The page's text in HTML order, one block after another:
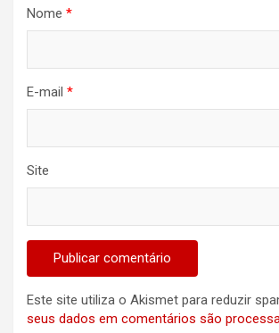
Nome *
E-mail *
Site
Este site utiliza o Akismet para reduzir
seus dados em comentários são